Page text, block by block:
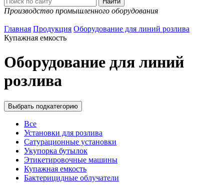
Производство промышленного оборудования
Главная Продукция Оборудование для линий розлива
Купажная емкость
Оборудование для линий
розлива
Выбрать подкатегорию
Все
Установки для розлива
Сатурационные установки
Укупорка бутылок
Этикетировочные машины
Купажная емкость
Бактерицидные облучатели